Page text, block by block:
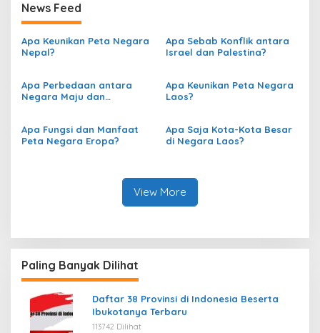
News Feed
Apa Keunikan Peta Negara
Nepal?
Apa Sebab Konflik antara
Israel dan Palestina?
Apa Perbedaan antara
Negara Maju dan
Apa Keunikan Peta Negara
Laos?
Apa Fungsi dan Manfaat
Peta Negara Eropa?
Apa Saja Kota-Kota Besar
di Negara Laos?
View More
Paling Banyak Dilihat
Daftar 38 Provinsi di Indonesia Beserta
Ibukotanya Terbaru
113742 Dilihat